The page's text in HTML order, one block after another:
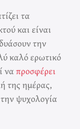
τα
και είναι
την
καλό ερωτικό
ναπροσφέρει
της ημέρας,
ψυχολογία